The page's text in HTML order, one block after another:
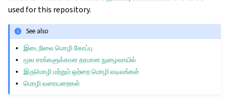
used for this repository.
See also
இடைநிலை மொழி கோப்பு
மூல சரங்களுக்கான தரமான நுழைவாயில்
இருமொழி மற்றும் ஒற்றை மொழி வடிவங்கள்
மொழி வரையறைகள்